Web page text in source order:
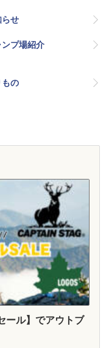
らせ
ンプ場紹介
もの
ール】でアウトブ